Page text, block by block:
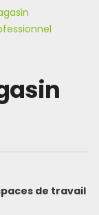
de travail